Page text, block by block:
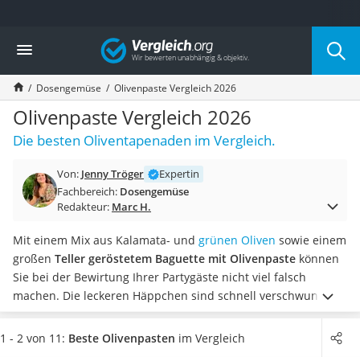
Die beliebtesten Vergleiche nach Kategorie
Lebensmittel
Schwarzkümmelöl
Knäckebrot
Schwarzkümmelöl-Kapseln
Manukahonig
Eiklar
Balsamico-Essig
Schwarzkümmelöl bio
Honig
Gemüsebrühe
Eiskaffee-Pulver
Irischer Whiskey
Grapefruitkernextrakt
Matcha-Set
Vergleich
Dosengemüse Olivenpaste Vergleich 2026
Olivenpaste Vergleich 2026
Die besten Oliventapenaden im Vergleich.
Von: Jenny Tröger
Expertin
Fachbereich: Dosengemüse
Redakteur: Marc H.
Mit einem Mix aus Kalamata- und grünen Oliven sowie einem
großen Teller geröstetem Baguette mit Olivenpaste können
Sie bei der Bewirtung Ihrer Partygäste nicht viel falsch
machen. Die leckeren Häppchen sind schnell verschwunden
und müssen nachgelegt werden. Laut Tests im Internet sind
in einigen Rezepten Sardellenfilets enthalten, doch die
1 - 2 von 11: Beste Olivenpasten im Vergleich